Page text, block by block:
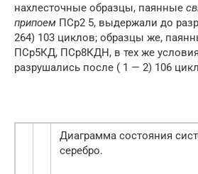
нахлесточные образцы, паянные
припоем ПСр2 5, выдержали до
264) 103 циклов; образцы же,
ПСр5КД, ПСр8КДН, в тех же
разрушались после ( 1 — 2) 106
Диаграмма состояния
серебро.